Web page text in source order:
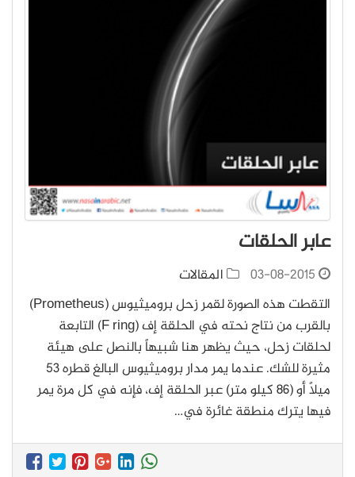
عابر الحلقات
03-08-2015
المقالات
التقطت هذه الصورة لقمر زحل بروميثيوس (Prometheus)
بالقرب من نتاج نحته في الحلقة إف (F ring) التابعة
لحلقات زحل، حيث يظهر هنا شبيهاً بالنصل على هيئة
مثيرة للشك. عندما يمر مدار بروميثيوس البالغ قطره 53
ميلاً أو (86 كيلو متر) عبر الحلقة إف، فإنه في كل مرة يمر
فيها يترك منطقة غائرة في…